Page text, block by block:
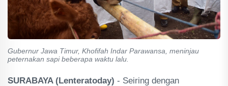
Gubernur Jawa Timur, Khofifah Indar Parawansa, meninjau
peternakan sapi beberapa waktu lalu.
SURABAYA (Lenteratoday) - Seiring dengan